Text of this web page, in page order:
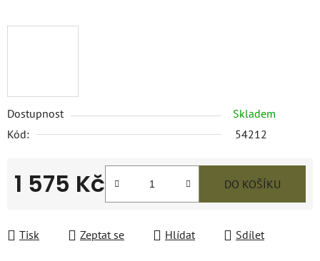
Dostupnost
Skladem
Kód:
54212
1 575 Kč DO KOŠÍKU
Tisk Zeptat se Hlídat Sdílet